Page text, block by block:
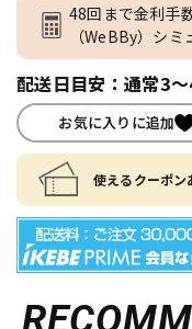
48回まで金利手
（WeBBy）シ
配送日目安：通常3
お気に入りに追加
使えるクーポ